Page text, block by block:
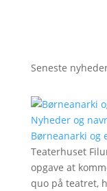
Seneste
Nyheder og
Børneanarki og
Teaterhuset
opgave at
quo på teatret,